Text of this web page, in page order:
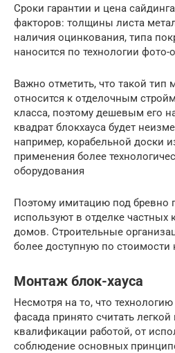
Сроки гарантии и цена
факторов: толщины листа
наличия оцинкования, типа
наносится по технологии фото-
Важно отметить, что такой тип
относится к отделочным
класса, поэтому дешевым его
квадрат блокхауса будет
например, корабельной доски
применения более
оборудования
Поэтому имитацию под бревно
используют в отделке частных
домов. Строительные
более доступную по стоимости
Монтаж блок-хауса
Несмотря на то, что
фасада принято считать
квалификации работой, от
соблюдение основных